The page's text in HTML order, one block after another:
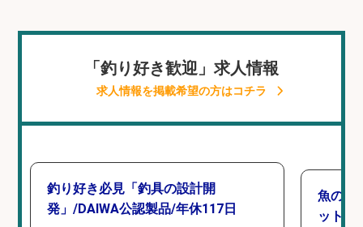
「釣り好き歓迎」求人情報
求人情報を掲載希望の方はコチラ
釣り好き必見「釣具の設計開
発」/DAIWA公認製品/年休117日
魚の「
ットを